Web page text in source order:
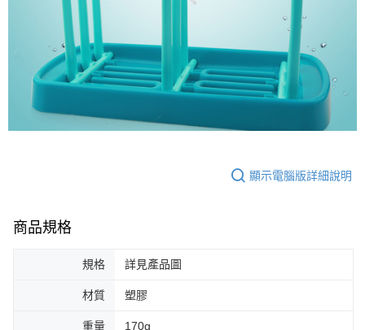
顯示電腦版詳細說明
商品規格
規格 詳見產品圖
材質 塑膠
重量 170g